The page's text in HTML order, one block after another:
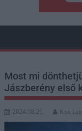
Most mi
Jászberény első
2024.08.26. Kiss